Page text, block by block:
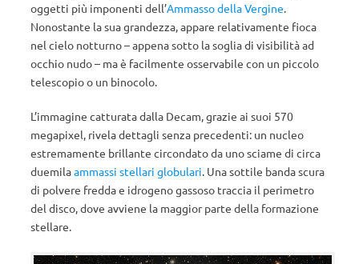
oggetti più imponenti dell’Ammasso della Vergine.
Nonostante la sua grandezza, appare relativamente fioca
nel cielo notturno – appena sotto la soglia di visibilità ad
occhio nudo – ma è facilmente osservabile con un piccolo
telescopio o un binocolo.
L’immagine catturata dalla Decam, grazie ai suoi 570
megapixel, rivela dettagli senza precedenti: un nucleo
estremamente brillante circondato da uno sciame di circa
duemilaammassi stellari globulari. Una sottile banda scura
di polvere fredda e idrogeno gassoso traccia il perimetro
del disco, dove avviene la maggior parte della formazione
stellare.